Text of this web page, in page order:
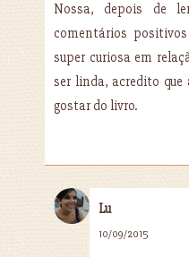
Nossa, depois de
comentários
super curiosa em
ser linda, acredito
gostar do livro.
Lu
10/09/2015